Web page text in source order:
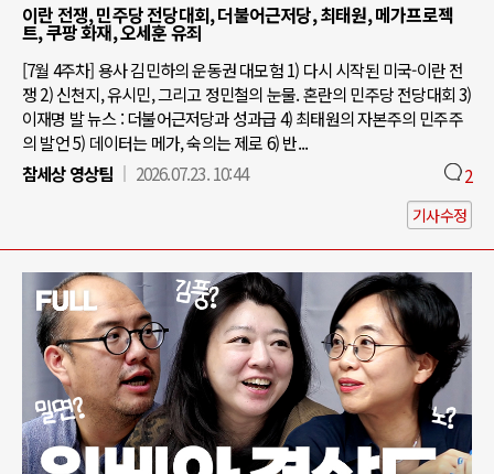
이란 전쟁, 민주당 전당대회, 더불어근저당, 최태원, 메가프로젝
트, 쿠팡 화재, 오세훈 유죄
[7월 4주차] 용사 김민하의 운동권 대모험 1) 다시 시작된 미국-이란 전
쟁 2) 신천지, 유시민, 그리고 정민철의 눈물. 혼란의 민주당 전당대회 3)
이재명 발 뉴스 : 더불어근저당과 성과급 4) 최태원의 자본주의 민주주
의 발언 5) 데이터는 메가, 숙의는 제로 6) 반...
참세상 영상팀
2026.07.23. 10:44 2
기사수정